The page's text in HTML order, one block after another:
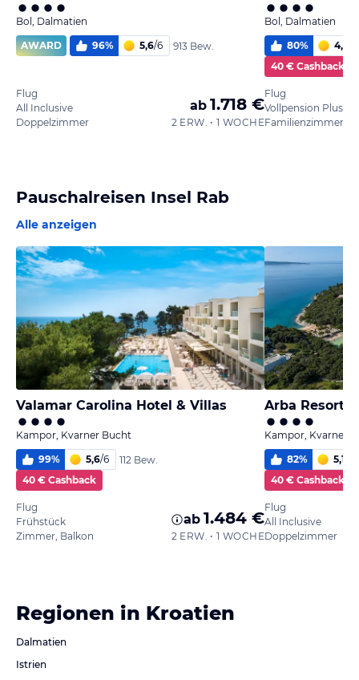
Bol, Dalmatien
AWARD
96% 5,6/6 913 Bew.
Flug
All Inclusive
Doppelzimmer
ab 1.718 €
2 ERW. • 1 WOCHE
Bol, Dalmatien
80% 4,9
40 € Cashback
Flug
Vollpension Plus
Familienzimmer
Pauschalreisen Insel Rab
Alle anzeigen
Valamar Carolina Hotel & Villas
Kampor, Kvarner Bucht
99% 5,6/6
112 Bew.
40 € Cashback
Flug
Frühstück
Zimmer, Balkon
ab 1.484 €
2 ERW. • 1 WOCHE
Arba Resort,
Kampor, Kvarner
82% 5,1
40 € Cashback
Flug
All Inclusive
Doppelzimmer
Regionen in Kroatien
Dalmatien
Istrien